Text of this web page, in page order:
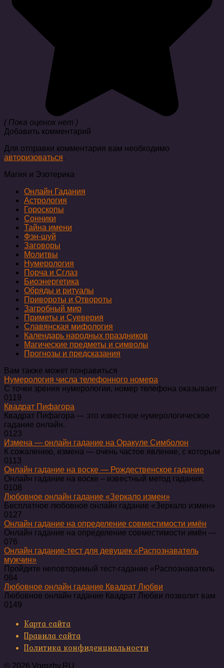
( Пока оценок нет )
Добавить комментарий
Для отправки комментария вам необходимо
авторизоваться.
Магия и Эзотерика
Онлайн Гадания
Астрология
Гороскопы
Сонники
Тайна имени
Фэн-шуй
Заговоры
Молитвы
Нумерология
Порча и Сглаз
Биоэнергетика
Обряды и ритуалы
Привороты и Отвороты
Загробный мир
Приметы и Суеверия
Славянская мифология
Календарь народных праздников
Магические предметы и символы
Прогнозы и предсказания
Вам также может понравиться
Нумерология числа телефонного номера
С точки зрения нумерологии, номер телефона оказывает
0119
Квадрат Пифагора
Квадрат Пифагора — это известное нумерологическое
гадание онлайн.
0123
Измена — онлайн гадание на Оракуле Симболон
К сожалению, измена — очень частое явление, с которым
0113
Онлайн гадание на воске — Рождественское гадание
Онлайн гадание на воске – известный метод гадания.
0108
Любовное онлайн гадание «Зеркало измен»
Бесплатное любовное онлайн гадание «Зеркало измен»
0127
Онлайн гадание на определение совместимости имён
Онлайн гадание на определение совместимости имён —
076
Онлайн гадание-тест для девушек «Распознаватель
мужчин»
Пройдите неповторимый тест-гадание «Распознаватель
084
Любовное онлайн гадание Квадрат Любви
Любовное онлайн гадание Квадрат Любви позволит вам
0149
Карта сайта
Правила сайта
Политика конфиденциальности
© 2026 Vorozhy.RU